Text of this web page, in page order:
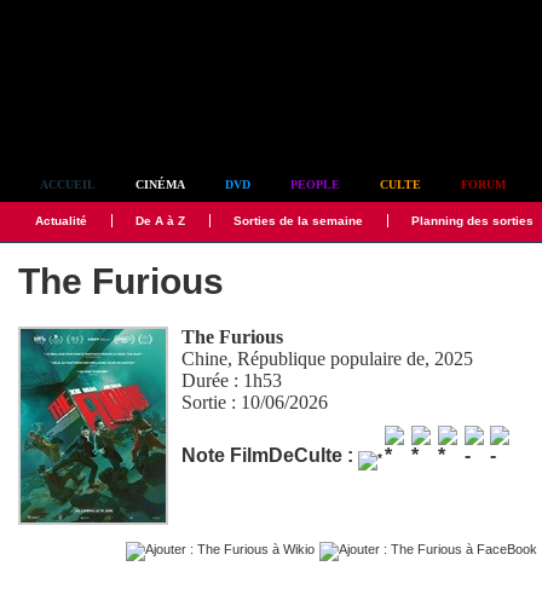
ACCUEIL CINÉMA DVD PEOPLE CULTE FORUM
Actualité De A à Z Sorties de la semaine Planning des sorties
The Furious
The Furious
Chine, République populaire de, 2025
Durée : 1h53
Sortie : 10/06/2026
Note FilmDeCulte :